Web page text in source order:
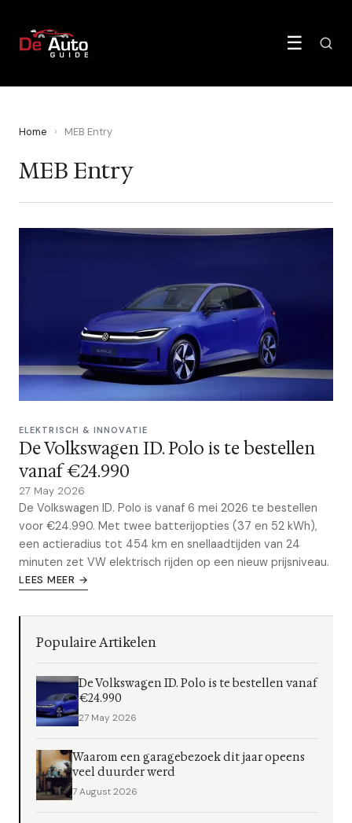
☰
Home › MEB Entry
MEB Entry
ELEKTRISCH & INNOVATIE
De Volkswagen ID. Polo is te bestellen
vanaf €24.990
27 May 2026
De Volkswagen ID. Polo is vanaf 6 mei 2026 te bestellen
voor €24.990. Met twee batterijopties (37 en 52 kWh),
een actieradius tot 454 km en snellaadtijden van 24
minuten zet VW elektrisch rijden op een nieuw prijsniveau.
LEES MEER →
Populaire Artikelen
De Volkswagen ID. Polo is te bestellen vanaf
€24.990
27 May 2026
Waarom een garagebezoek dit jaar opeens
veel duurder werd
7 August 2026